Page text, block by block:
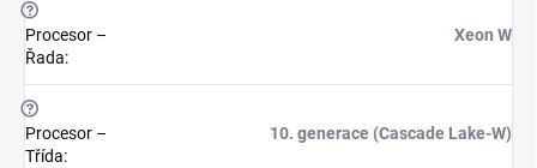
?
Procesor –
Řada:
Xeon W
?
Procesor –
Třída:
10. generace (Cascade Lake-W)